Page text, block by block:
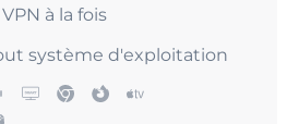
à la fois
système d'exploitation